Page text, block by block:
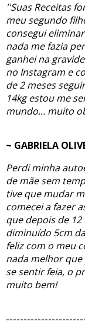
''Suas Receitas
meu segundo
consegui
nada me fazia
ganhei na
no Instagram e
de 2 meses
14kg estou me
mundo... muito
~ GABRIELA
Perdi minha
de mãe sem
tive que mudar
comecei a fazer
que depois de
diminuído 5cm
feliz com o meu
nada melhor
se sentir feia, o
muito bem!